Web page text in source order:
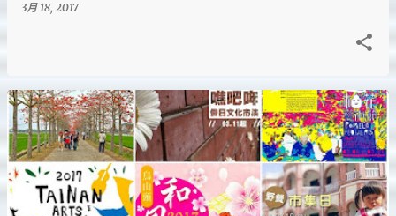
3月 18, 2017